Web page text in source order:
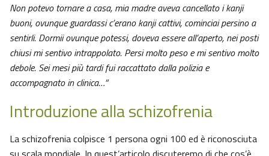
Non potevo tornare a casa, mia madre aveva cancellato i kanji
buoni, ovunque guardassi c’erano kanji cattivi, cominciai persino a
sentirli. Dormii ovunque potessi, doveva essere all’aperto, nei posti
chiusi mi sentivo intrappolato. Persi molto peso e mi sentivo molto
debole. Sei mesi più tardi fui raccattato dalla polizia e
accompagnato in clinica…”
Introduzione alla schizofrenia
La schizofrenia colpisce 1 persona ogni 100 ed è riconosciuta